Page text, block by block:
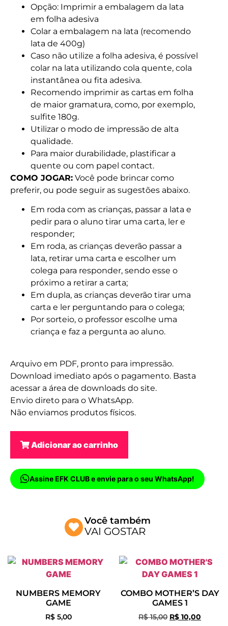
Opção: Imprimir a embalagem da lata
em folha adesiva
Colar a embalagem na lata (recomendo
lata de 400g)
Caso não utilize a folha adesiva, é possível
colar na lata utilizando cola quente, cola
instantânea ou fita adesiva.
Recomendo imprimir as cartas em folha
de maior gramatura, como, por exemplo,
sulfite 180g.
Utilizar o modo de impressão de alta
qualidade.
Para maior durabilidade, plastificar a
quente ou com papel contact.
COMO JOGAR: Você pode brincar como
preferir, ou pode seguir as sugestões abaixo.
Em roda com as crianças, passar a lata e
pedir para o aluno tirar uma carta, ler e
responder;
Em roda, as crianças deverão passar a
lata, retirar uma carta e escolher um
colega para responder, sendo esse o
próximo a retirar a carta;
Em dupla, as crianças deverão tirar uma
carta e ler perguntando para o colega;
Por sorteio, o professor escolhe uma
criança e faz a pergunta ao aluno.
Arquivo em PDF, pronto para impressão.
Download imediato após o pagamento. Basta
acessar a área de downloads do site.
Envio direto para o WhatsApp.
Não enviamos produtos físicos.
Adicionar ao carrinho
Assine EFK CLUB e envie para o seu WhatsApp!
Você também
VAI GOSTAR
NUMBERS MEMORY
GAME
R$5,00
COMBO MOTHER’S DAY
GAMES 1
R$15,00 R$ 10,00